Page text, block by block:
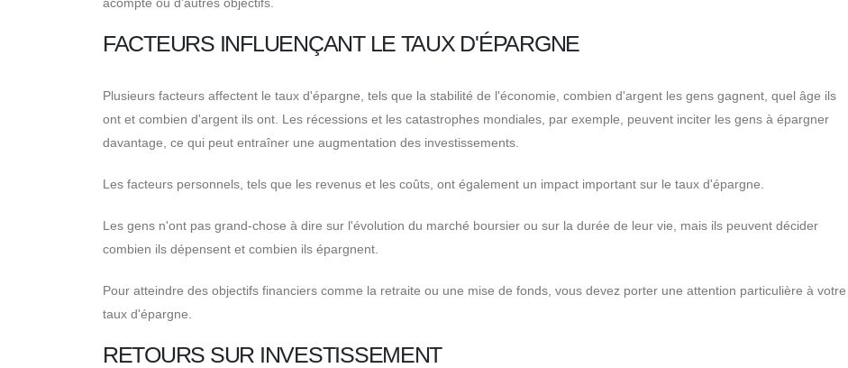
FACTEURS INFLUENÇANT LE TAUX D'ÉPARGNE
Plusieurs facteurs affectent le taux d'épargne, tels que la stabilité de l'économie, combien d'argent les gens gagnent, quel âge ils
ont et combien d'argent ils ont. Les récessions et les catastrophes mondiales, par exemple, peuvent inciter les gens à épargner
davantage, ce qui peut entraîner une augmentation des investissements.
Les facteurs personnels, tels que les revenus et les coûts, ont également un impact important sur le taux d'épargne.
Les gens n'ont pas grand-chose à dire sur l'évolution du marché boursier ou sur la durée de leur vie, mais ils peuvent décider
combien ils dépensent et combien ils épargnent.
Pour atteindre des objectifs financiers comme la retraite ou une mise de fonds, vous devez porter une attention particulière à votre
taux d'épargne.
RETOURS SUR INVESTISSEMENT